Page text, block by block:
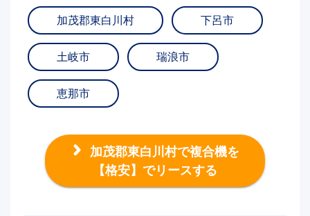
加茂郡東白川村 下呂市
土岐市 瑞浪市
恵那市
加茂郡東白川村で複合機を
【格安】でリースする